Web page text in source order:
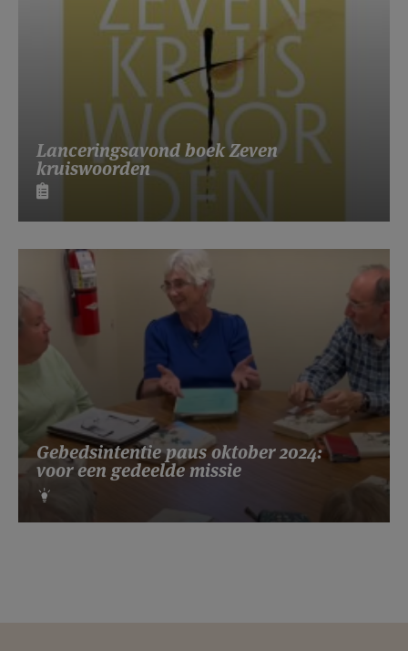
Lanceringsavond boek Zeven
kruiswoorden
Gebedsintentie paus oktober 2024:
voor een gedeelde missie